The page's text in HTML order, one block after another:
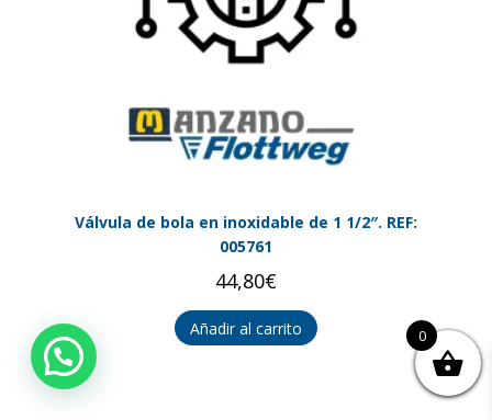
Válvula de bola en inoxidable de 1 1/2″. REF:
005761
44,80€
Añadir al carrito 0